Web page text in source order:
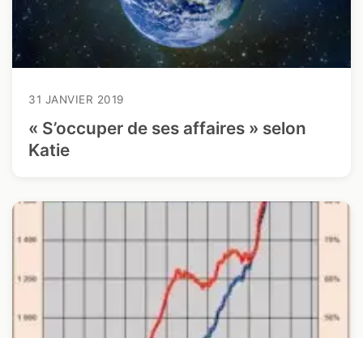
31 JANVIER 2019
« S’occuper de ses affaires » selon
Katie